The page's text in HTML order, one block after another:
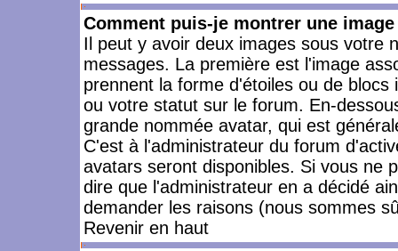
Comment puis-je montrer une
Il peut y avoir deux images sous votre
messages. La première est l'image
prennent la forme d'étoiles ou de
ou votre statut sur le forum. En-
grande nommée avatar, qui est
C'est à l'administrateur du forum
avatars seront disponibles. Si vous ne
dire que l'administrateur en a décidé
demander les raisons (nous sommes
Revenir en haut